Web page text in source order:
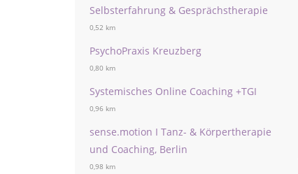
Selbsterfahrung & Gesprächstherapie
0,52 km
PsychoPraxis Kreuzberg
0,80 km
Systemisches Online Coaching +TGI
0,96 km
sense.motion I Tanz- & Körpertherapie
und Coaching, Berlin
0,98 km